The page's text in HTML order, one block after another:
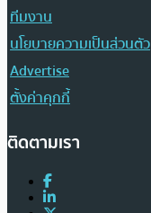
ทีมงาน
นโยบายความเป็นส่วนตัว
Advertise
ตั้งค่าคุกกี้
ติดตามเรา